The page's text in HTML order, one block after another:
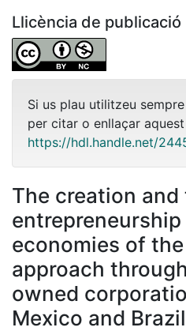
Llicència de publicació
Si us plau utilitzeu
per citar o enllaçar
https://hdl.handle.net/
The creation
economies of
approach
owned
Mexico and Brazil